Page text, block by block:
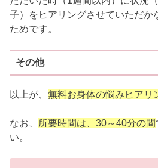
子）をヒアリングさせていただか
ためです。
その他
以上が、 無料お身体の悩みヒアリ
なお、 所要時間は、30～40分の間
い。